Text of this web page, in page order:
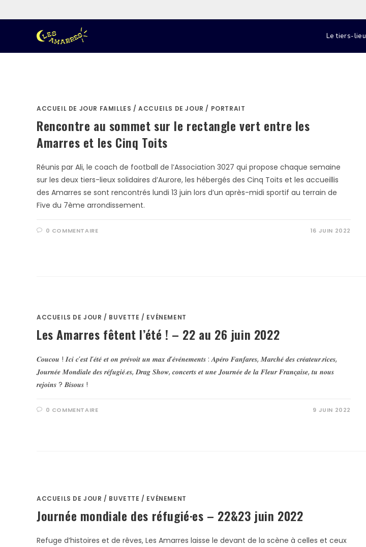
Le tiers-lieu
ACCUEIL DE JOUR FAMILLES /ACCUEILS DE JOUR / PORTRAIT
Rencontre au sommet sur le rectangle vert entre les
Amarres et les Cinq Toits
Réunis par Ali, le coach de football de l’Association 3027 qui propose chaque semaine
sur les deux tiers-lieux solidaires d’Aurore, les hébergés des Cinq Toits et les accueillis
des Amarres se sont rencontrés lundi 13 juin lors d’un après-midi sportif au terrain de
Five du 7ème arrondissement.
0 COMMENTAIRE 16 JUIN 2022
ACCUEILS DE JOUR / BUVETTE / EVÉNEMENT
Les Amarres fêtent l’été ! – 22 au 26 juin 2022
𝑪𝒐𝒖𝒄𝒐𝒖 ! 𝑰𝒄𝒊 𝒄’𝒆𝒔𝒕 𝒍’𝒆́𝒕𝒆́ 𝒆𝒕 𝒐𝒏 𝒑𝒓𝒆́𝒗𝒐𝒊𝒕 𝒖𝒏 𝒎𝒂𝒙 𝒅’𝒆́𝒗𝒆́𝒏𝒆𝒎𝒆𝒏𝒕𝒔 : 𝑨𝒑𝒆́𝒓𝒐 𝑭𝒂𝒏𝒇𝒂𝒓𝒆𝒔, 𝑴𝒂𝒓𝒄𝒉𝒆́ 𝒅𝒆𝒔 𝒄𝒓𝒆́𝒂𝒕𝒆𝒖𝒓.𝒓𝒊𝒄𝒆𝒔,
𝑱𝒐𝒖𝒓𝒏𝒆́𝒆 𝑴𝒐𝒏𝒅𝒊𝒂𝒍𝒆 𝒅𝒆𝒔 𝒓𝒆́𝒇𝒖𝒈𝒊𝒆́.𝒆𝒔, 𝑫𝒓𝒂𝒈 𝑺𝒉𝒐𝒘, 𝒄𝒐𝒏𝒄𝒆𝒓𝒕𝒔 𝒆𝒕 𝒖𝒏𝒆 𝑱𝒐𝒖𝒓𝒏𝒆́𝒆 𝒅𝒆 𝒍𝒂 𝑭𝒍𝒆𝒖𝒓 𝑭𝒓𝒂𝒏𝒄̧𝒂𝒊𝒔𝒆, 𝒕𝒖 𝒏𝒐𝒖𝒔
𝒓𝒆𝒋𝒐𝒊𝒏𝒔 ? 𝑩𝒊𝒔𝒐𝒖𝒔 !
0 COMMENTAIRE 9 JUIN 2022
ACCUEILS DE JOUR / BUVETTE / EVÉNEMENT
Journée mondiale des réfugié·es – 22&23 juin 2022
Refuge d’histoires et de rêves, Les Amarres laisse le devant de la scène à celles et ceux